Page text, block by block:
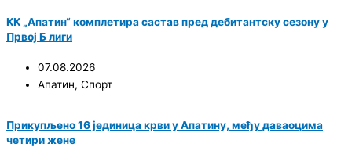
KK „Апатин“ комплетира састав пред дебитантску сезону у
Првој Б лиги
07.08.2026
Апатин, Спорт
Прикупљено 16 јединица крви у Апатину, међу даваоцима
четири жене